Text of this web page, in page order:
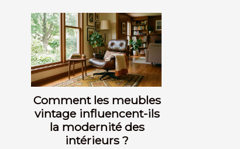
Comment les meubles
vintage influencent-ils
la modernité des
intérieurs ?